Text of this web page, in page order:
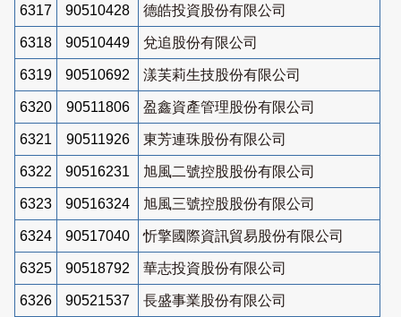
6317 90510428 德皓投資股份有限公司
6318 90510449 兌追股份有限公司
6319 90510692 漾芙莉生技股份有限公司
6320 90511806 盈鑫資產管理股份有限公司
6321 90511926 東芳連珠股份有限公司
6322 90516231 旭風二號控股股份有限公司
6323 90516324 旭風三號控股股份有限公司
6324 90517040 忻擎國際資訊貿易股份有限公司
6325 90518792 華志投資股份有限公司
6326 90521537 長盛事業股份有限公司